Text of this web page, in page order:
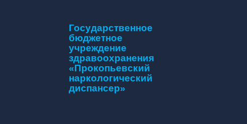
Государственное
бюджетное
учреждение
здравоохранения
«Прокопьевский
наркологический
диспансер»